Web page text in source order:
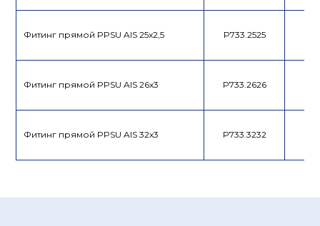
Фитинг прямой PPSU AIS 25x2,5 P733.2525
Фитинг прямой PPSU AIS 26x3 P733.2626
Фитинг прямой PPSU AIS 32x3 P733.3232